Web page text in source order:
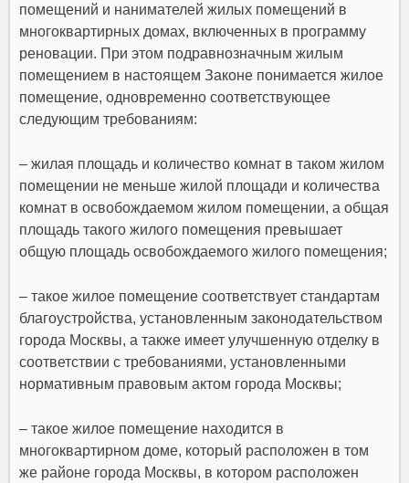
помещений и нанимателей жилых помещений в
многоквартирных домах, включенных в программу
реновации. При этом подравнозначным жилым
помещением в настоящем Законе понимается жилое
помещение, одновременно соответствующее
следующим требованиям:
– жилая площадь и количество комнат в таком жилом
помещении не меньше жилой площади и количества
комнат в освобождаемом жилом помещении, а общая
площадь такого жилого помещения превышает
общую площадь освобождаемого жилого помещения;
– такое жилое помещение соответствует стандартам
благоустройства, установленным законодательством
города Москвы, а также имеет улучшенную отделку в
соответствии с требованиями, установленными
нормативным правовым актом города Москвы;
– такое жилое помещение находится в
многоквартирном доме, который расположен в том
же районе города Москвы, в котором расположен